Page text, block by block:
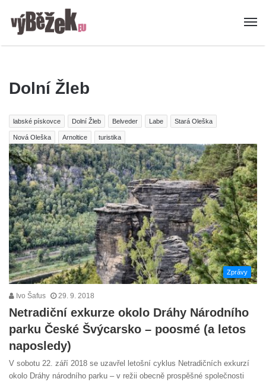
Dolní Žleb
labské pískovce Dolní Žleb Belveder Labe Stará Oleška
Nová Oleška Arnoltice turistika
Zprávy
Ivo Šafus 29. 9. 2018
Netradiční exkurze okolo Dráhy Národního
parku České Švýcarsko – poosmé (a letos
naposledy)
V sobotu 22. září 2018 se uzavřel letošní cyklus Netradičních exkurzí
okolo Dráhy národního parku – v režii obecně prospěšné společnosti